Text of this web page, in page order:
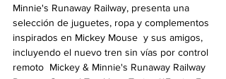
Minnie's Runaway Railway, presenta una
selección de juguetes, ropa y complementos
inspirados en Mickey Mouse  y sus amigos,
incluyendo el nuevo tren sin vías por control
remoto  Mickey & Minnie's Runaway Railway